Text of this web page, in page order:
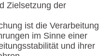
Zielsetzung der
ist die Verarbeitung
im Sinne einer
und ihrer